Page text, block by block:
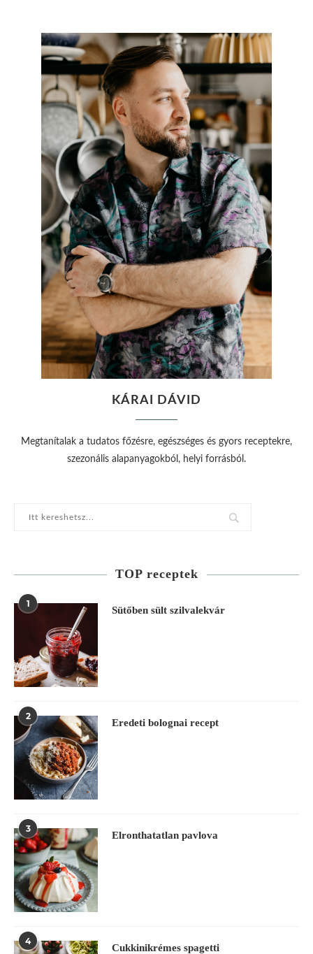
KÁRAI DÁVID
Megtanítalak a tudatos főzésre, egészséges és gyors receptekre,
szezonális alapanyagokból, helyi forrásból.
TOP receptek
1
Sütőben sült szilvalekvár
2
Eredeti bolognai recept
3
Elronthatatlan pavlova
4
Cukkinikrémes spagetti